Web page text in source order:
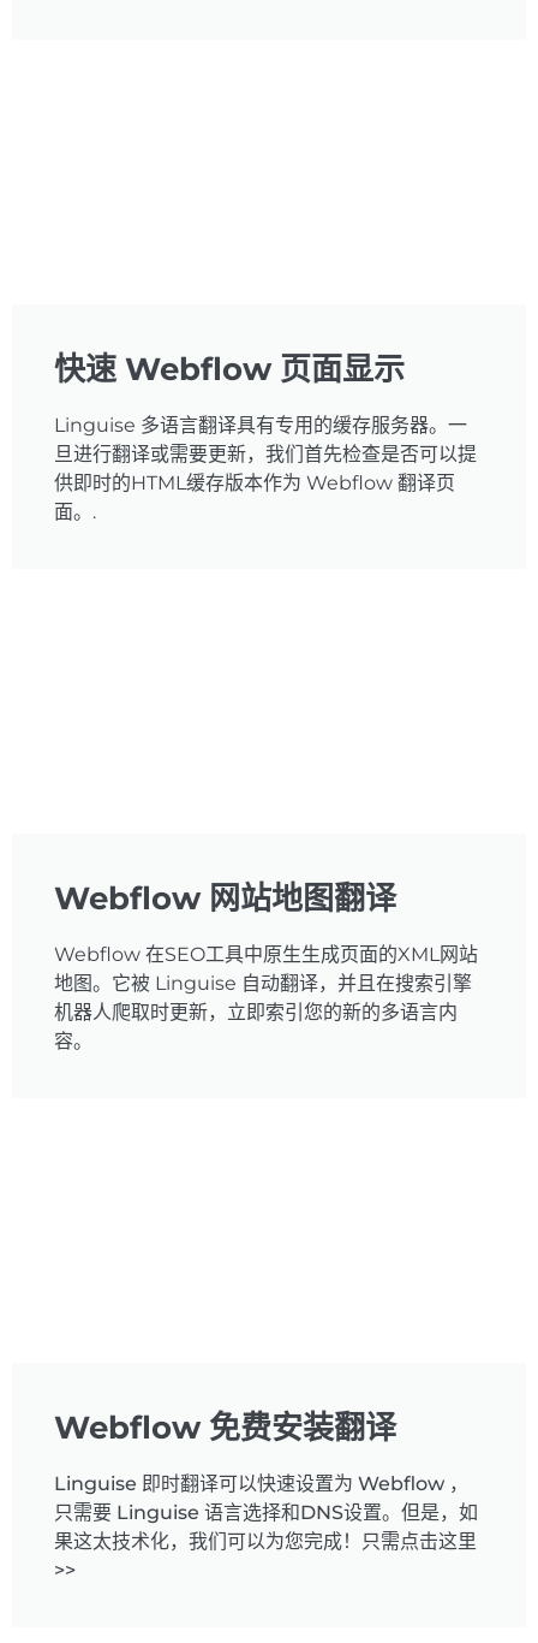
快速 Webflow 页面显示
Linguise 多语言翻译具有专用的缓存服务器。一
旦进行翻译或需要更新，我们首先检查是否可以提
供即时的HTML缓存版本作为 Webflow 翻译页
面。.
Webflow 网站地图翻译
Webflow 在SEO工具中原生生成页面的XML网站
地图。它被 Linguise 自动翻译，并且在搜索引擎
机器人爬取时更新，立即索引您的新的多语言内
容。
Webflow 免费安装翻译
Linguise 即时翻译可以快速设置为 Webflow ，
只需要 Linguise 语言选择和DNS设置。但是，如
果这太技术化，我们可以为您完成！只需点击这里
>>